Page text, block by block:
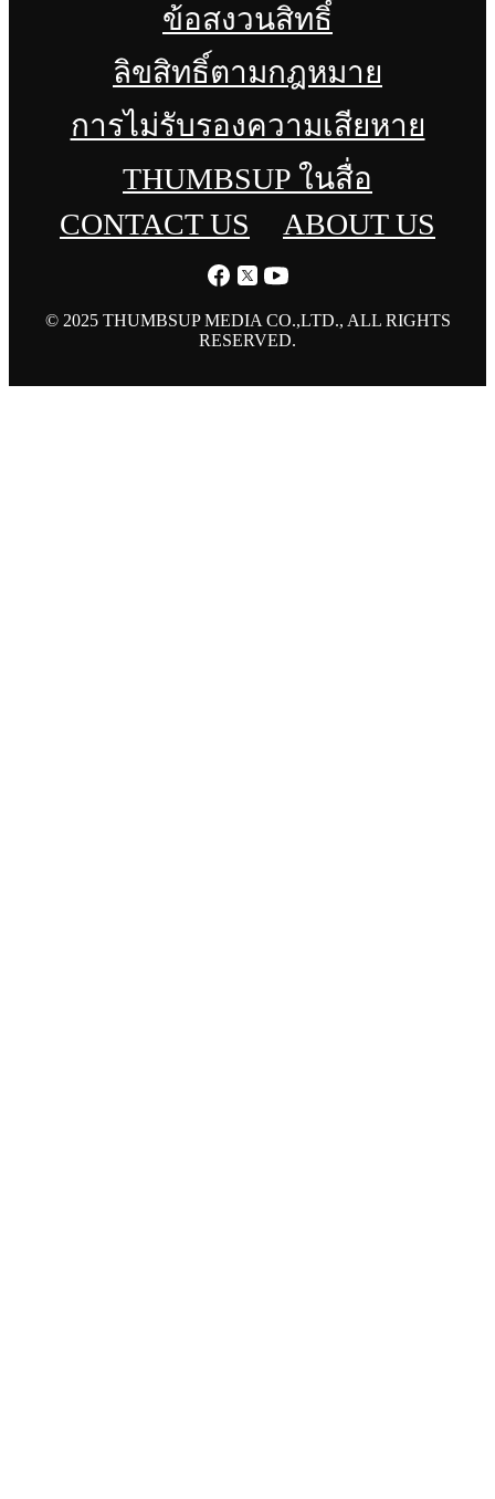
ข้อสงวนสิทธิ์
ลิขสิทธิ์ตามกฎหมาย
การไม่รับรองความเสียหาย
THUMBSUP ในสื่อ
CONTACT US
ABOUT US
© 2025 THUMBSUP MEDIA CO.,LTD., ALL RIGHTS
RESERVED.